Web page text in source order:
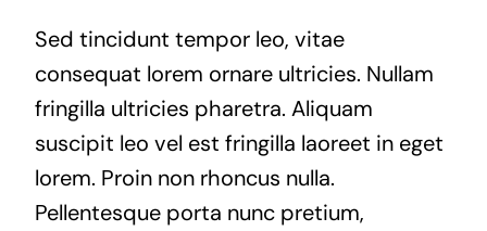
Sed tincidunt tempor leo, vitae
consequat lorem ornare ultricies. Nullam
fringilla ultricies pharetra. Aliquam
suscipit leo vel est fringilla laoreet in eget
lorem. Proin non rhoncus nulla.
Pellentesque porta nunc pretium,